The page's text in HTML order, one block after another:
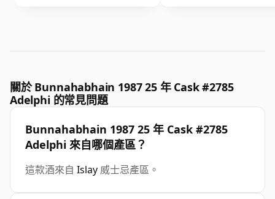
關於 Bunnahabhain 1987 25 年 Cask #2785
Adelphi 的常見問題
Bunnahabhain 1987 25 年 Cask #2785
Adelphi 來自哪個產區？
這款酒來自 Islay 威士忌產區。